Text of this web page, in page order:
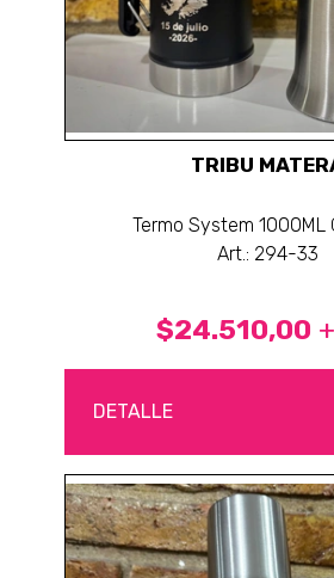
TRIBU
Termo System 1000ML
Art.: 294-33
$24.510,00
DETALLE